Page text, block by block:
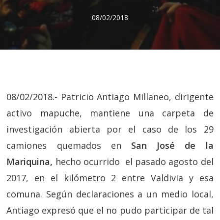
08/02/2018
08/02/2018.- Patricio Antiago Millaneo, dirigente
activo mapuche, mantiene una carpeta de
investigación abierta por el caso de los 29
camiones quemados en San José de la
Mariquina, hecho ocurrido el pasado agosto del
2017, en el kilómetro 2 entre Valdivia y esa
comuna. Según declaraciones a un medio local,
Antiago expresó que el no pudo participar de tal